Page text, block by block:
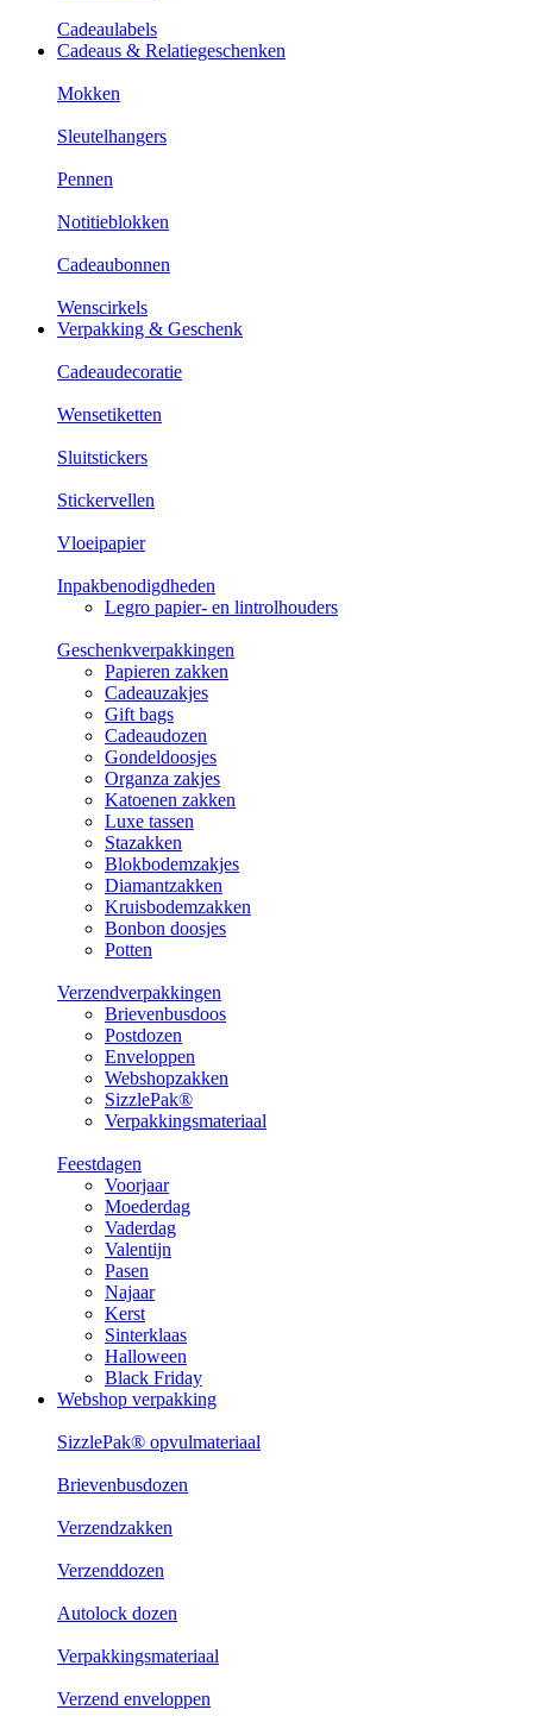
Cadeaulabels
Cadeaus & Relatiegeschenken
Mokken
Sleutelhangers
Pennen
Notitieblokken
Cadeaubonnen
Wenscirkels
Verpakking & Geschenk
Cadeaudecoratie
Wensetiketten
Sluitstickers
Stickervellen
Vloeipapier
Inpakbenodigdheden
Legro papier- en lintrolhouders
Geschenkverpakkingen
Papieren zakken
Cadeauzakjes
Gift bags
Cadeaudozen
Gondeldoosjes
Organza zakjes
Katoenen zakken
Luxe tassen
Stazakken
Blokbodemzakjes
Diamantzakken
Kruisbodemzakken
Bonbon doosjes
Potten
Verzendverpakkingen
Brievenbusdoos
Postdozen
Enveloppen
Webshopzakken
SizzlePak®
Verpakkingsmateriaal
Feestdagen
Voorjaar
Moederdag
Vaderdag
Valentijn
Pasen
Najaar
Kerst
Sinterklaas
Halloween
Black Friday
Webshop verpakking
SizzlePak® opvulmateriaal
Brievenbusdozen
Verzendzakken
Verzenddozen
Autolock dozen
Verpakkingsmateriaal
Verzend enveloppen